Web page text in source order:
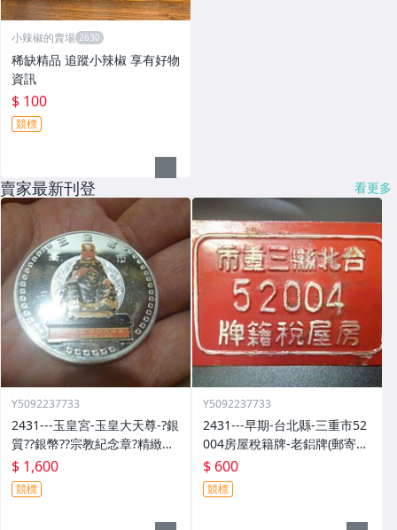
小辣椒的賣場
稀缺精品 追蹤小辣椒 享有好物
資訊
$ 100
競標
賣家最新刊登 看更多
Y5092237733
2431---玉皇宮-玉皇大天尊-?銀
質??銀幣??宗教紀念章?精緻紀
念幣?紀念牌?錢母?發財金?護
身符?一盒(郵寄免運費)
$ 1,600
競標
Y5092237733
2431---早期-台北縣-三重市52
004房屋稅籍牌-老鋁牌(郵寄免
運費)
$ 600
競標